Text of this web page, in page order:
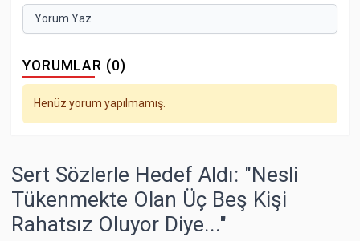
Yorum Yaz
YORUMLAR (0)
Henüz yorum yapılmamış.
Sert Sözlerle Hedef Aldı: "Nesli
Tükenmekte Olan Üç Beş Kişi
Rahatsız Oluyor Diye..."